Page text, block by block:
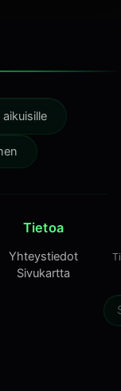
aikuisille
Tietoa
Yhteystiedot
Sivukartta